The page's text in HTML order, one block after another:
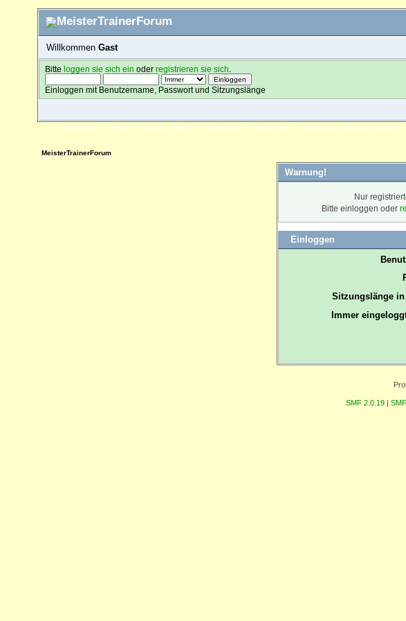
WillkommenGast
Bitte loggen sie sich ein oder registrieren sie sich
Einloggen mit Benutzername, Passwort und Sitzungslänge
ÜBERSICHT HILFE SUCHE FAQ FORENREGELN SPENDEN EINLOGGEN REGISTRIEREN
MeisterTrainerForum
Warnung!
Nur
Bitte einloggen oder
Einloggen
Sitzungslänge
Immer
SMF 2.0.19 |